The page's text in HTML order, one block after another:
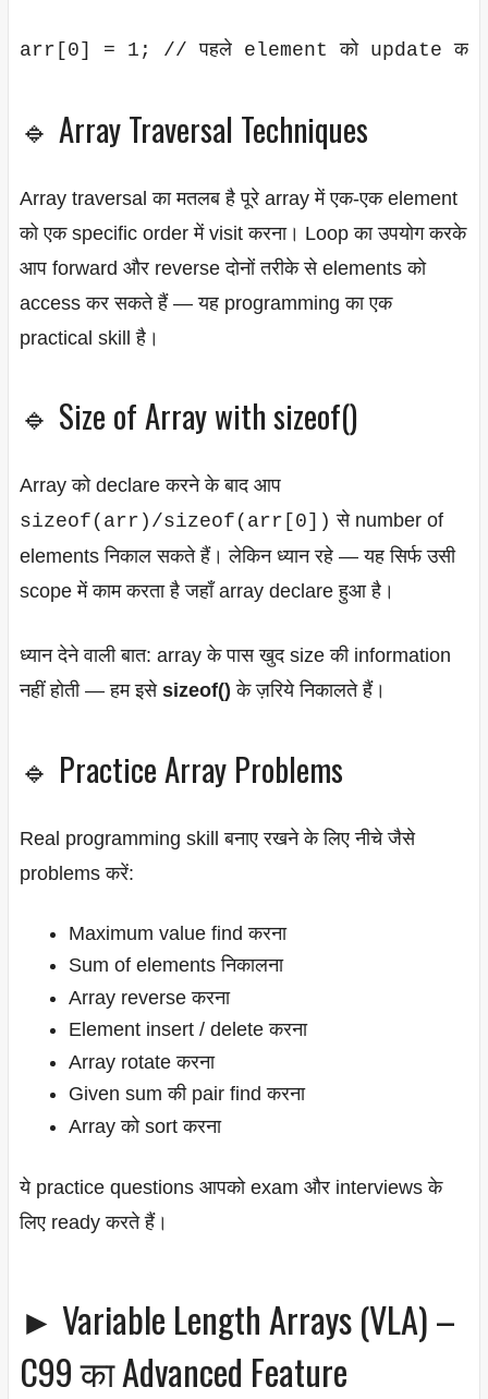
🔹 Array Traversal Techniques
Array traversal का मतलब है पूरे array में एक-एक element
को एक specific order में visit करना। Loop का उपयोग करके
आप forward और reverse दोनों तरीके से elements को
access कर सकते हैं — यह programming का एक
practical skill है।
🔹 Size of Array with sizeof()
Array को declare करने के बाद आप
sizeof(arr)/sizeof(arr[0]) से number of
elements निकाल सकते हैं। लेकिन ध्यान रहे — यह सिर्फ उसी
scope में काम करता है जहाँ array declare हुआ है।
ध्यान देने वाली बात: array के पास खुद size की information
नहीं होती — हम इसे sizeof() के ज़रिये निकालते हैं।
🔹 Practice Array Problems
Real programming skill बनाए रखने के लिए नीचे जैसे
problems करें:
Maximum value find करना
Sum of elements निकालना
Array reverse करना
Element insert / delete करना
Array rotate करना
Given sum की pair find करना
Array को sort करना
ये practice questions आपको exam और interviews के
लिए ready करते हैं।
► Variable Length Arrays (VLA) –
C99 का Advanced Feature